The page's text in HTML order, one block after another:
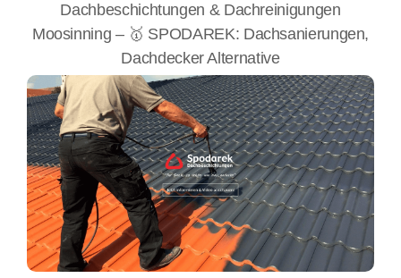
Dachbeschichtungen & Dachreinigungen
Moosinning – 🥇 SPODAREK: Dachsanierungen,
Dachdecker Alternative